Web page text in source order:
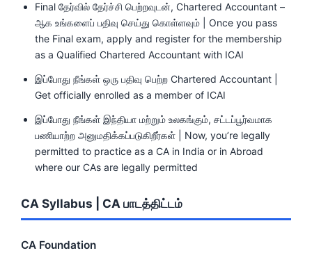
Final தேர்வில் தேர்ச்சி பெற்றவுடன், Chartered Accountant –
ஆக உங்களைப் பதிவு செய்து கொள்ளவும் | Once you pass
the Final exam, apply and register for the membership
as a Qualified Chartered Accountant with ICAI
இப்போது நீங்கள் ஒரு பதிவு பெற்ற Chartered Accountant |
Get officially enrolled as a member of ICAI
இப்போது நீங்கள் இந்தியா மற்றும் உலகங்கும், சட்டப்பூர்வமாக
பணியாற்ற அனுமதிக்கப்படுகிறீர்கள் | Now, you’re legally
permitted to practice as a CA in India or in Abroad
where our CAs are legally permitted
CA Syllabus | CA பாடத்திட்டம்
CA Foundation